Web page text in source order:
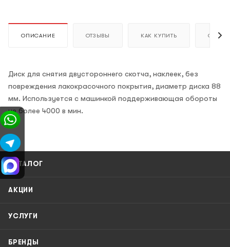
ОПИСАНИЕ ОТЗЫВЫ КАК КУПИТЬ ОПЛАТА
Диск для снятия двустороннего скотча, наклеек, без
повреждения лакокрасочного покрытия, диаметр диска 88
мм. Используется с машинкой поддерживающая обороты
не более 4000 в мин.
КАТАЛОГ
АКЦИИ
УСЛУГИ
БРЕНДЫ